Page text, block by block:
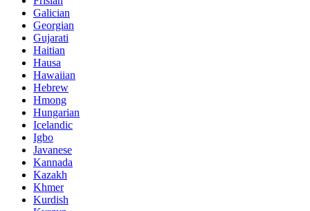
Galician
Georgian
Gujarati
Haitian
Hausa
Hawaiian
Hebrew
Hmong
Hungarian
Icelandic
Igbo
Javanese
Kannada
Kazakh
Khmer
Kurdish